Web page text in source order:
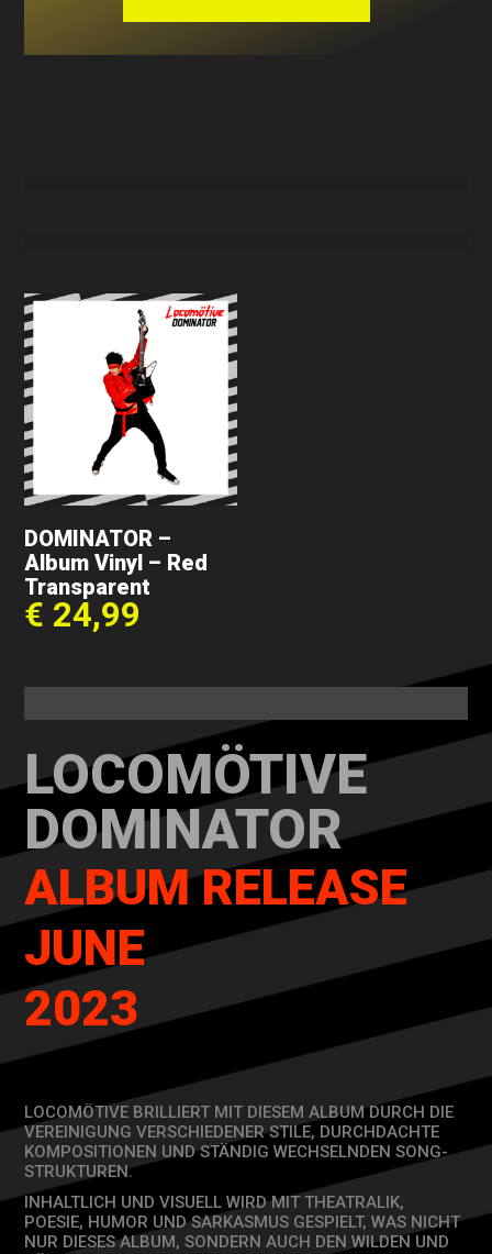
DOMINATOR –
Album Vinyl – Red
Transparent
€ 24,99
LOCOMÖTIVE
DOMINATOR
ALBUM RELEASE
JUNE
2023
LOCOMÖTIVE BRILLIERT MIT DIESEM ALBUM DURCH DIE
VEREINIGUNG VERSCHIEDENER STILE, DURCHDACHTE
KOMPOSITIONEN UND STÄNDIG WECHSELNDEN SONG-
STRUKTUREN.
INHALTLICH UND VISUELL WIRD MIT THEATRALIK,
POESIE, HUMOR UND SARKASMUS GESPIELT, WAS NICHT
NUR DIESES ALBUM, SONDERN AUCH DEN WILDEN UND